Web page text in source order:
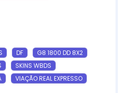
DF
G8 1800 DD 8X2
SKINS WBDS
VIAÇÃO REAL EXPRESSO